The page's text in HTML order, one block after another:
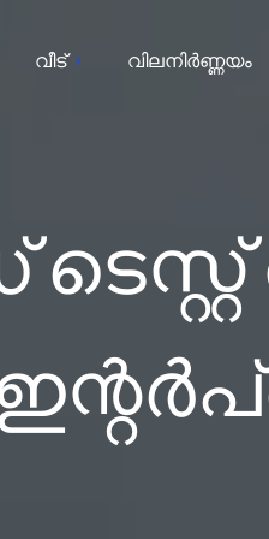
വീട് വിലനിർണ്ണയം